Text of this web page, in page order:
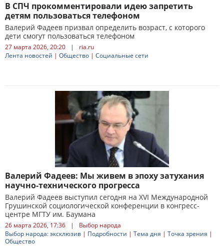
В СПЧ прокомментировали идею запретить
детям пользоваться телефоном
Валерий Фадеев призвал определить возраст, с которого
дети смогут пользоваться телефоном
27 марта 2026, 20:20 |
ria.ru
Лента новостей | Общество | Социальные сети
Валерий Фадеев: Мы живем в эпоху затухания
научно-технического прогресса
Валерий Фадеев выступил сегодня на XVI Международной
Грушинской социологической конференции в конгресс-
центре МГТУ им. Баумана
26 марта 2026, 17:36 |
Выбор народа
Выбор народа: эксклюзив | Подробности | Тема дня | Точка зрения |
Общество